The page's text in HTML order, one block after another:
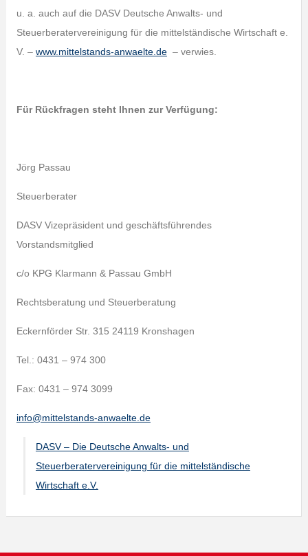
u. a. auch auf die DASV Deutsche Anwalts- und
Steuerberatervereinigung für die mittelständische Wirtschaft e.
V. – www.mittelstands-anwaelte.de– verwies.
Für Rückfragen steht Ihnen zur Verfügung:
Jörg Passau
Steuerberater
DASV Vizepräsident und geschäftsführendes
Vorstandsmitglied
c/o KPG Klarmann & Passau GmbH
Rechtsberatung und Steuerberatung
Eckernförder Str. 315 24119 Kronshagen
Tel.: 0431 – 974 300
Fax: 0431 – 974 3099
info@mittelstands-anwaelte.de
DASV – Die Deutsche Anwalts- und
Steuerberatervereinigung für die mittelständische
Wirtschaft e.V.